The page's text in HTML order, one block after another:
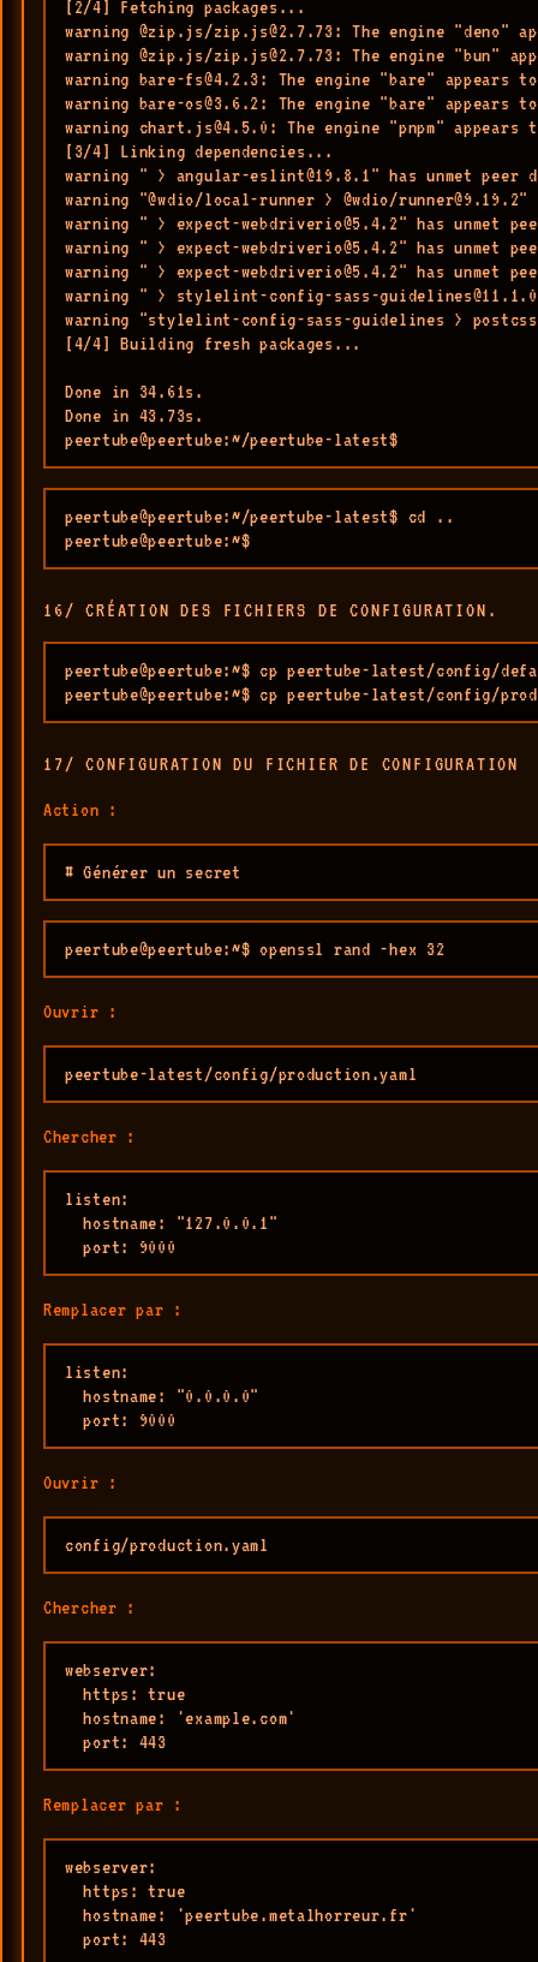
[2/4] Fetching packages...
warning @zip.js/zip.js@2.7.73: The engine "deno"
warning @zip.js/zip.js@2.7.73: The engine "bun"
warning bare-fs@4.2.3: The engine "bare" appears
warning bare-os@3.6.2: The engine "bare" appears
warning chart.js@4.5.0: The engine "pnpm"
[3/4] Linking dependencies...
warning " > angular-eslint@19.8.1" has unmet peer
warning "@wdio/local-runner > @wdio/
warning " > expect-webdriverio@5.4.2" has unmet
warning " > expect-webdriverio@5.4.2" has unmet
warning " > expect-webdriverio@5.4.2" has unmet
warning " > stylelint-config-sass-
warning "stylelint-config-sass-guidelines > postcss-
[4/4] Building fresh packages...
Done in 34.61s.
Done in 43.73s.
peertube@peertube:~/peertube-latest$
peertube@peertube:~/peertube-latest$ cd ..
peertube@peertube:~$
16/ CRÉATION DES FICHIERS DE CONFIGURATION.
peertube@peertube:~$ cp peertube-latest/config/
peertube@peertube:~$ cp peertube-latest/config/
17/ CONFIGURATION DU FICHIER DE CONFIGURATION
Action :
# Générer un secret
peertube@peertube:~$ openssl rand -hex 32
Ouvrir :
peertube-latest/config/production.yaml
Chercher :
listen:
  hostname: "127.0.0.1"
  port: 9000
Remplacer par :
listen:
  hostname: "0.0.0.0"
  port: 9000
Ouvrir :
config/production.yaml
Chercher :
webserver:
  https: true
  hostname: 'example.com'
  port: 443
Remplacer par :
webserver:
  https: true
  hostname: 'peertube.metalhorreur.fr'
  port: 443